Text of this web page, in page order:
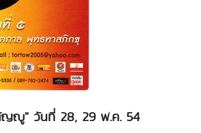
ญญู" วันที่ 28, 29 พ.ค. 54